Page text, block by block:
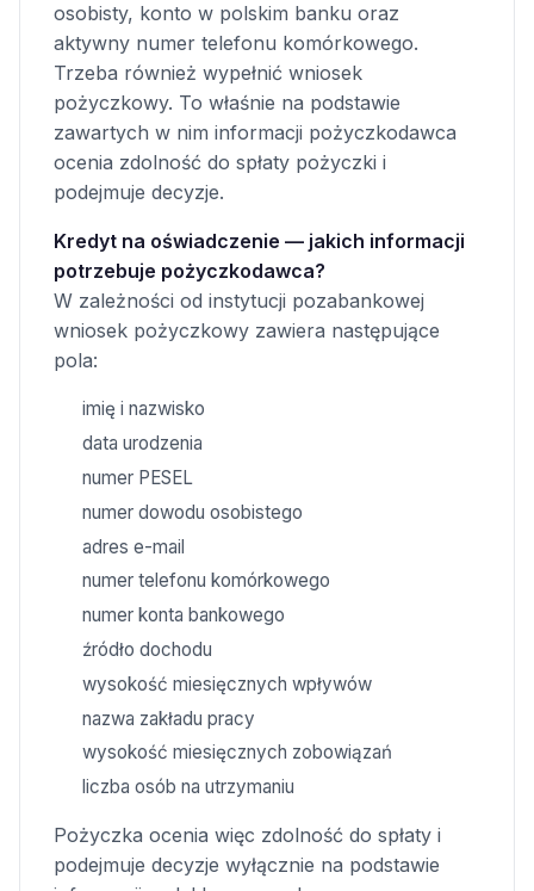
osobisty, konto w polskim banku oraz
aktywny numer telefonu komórkowego.
Trzeba również wypełnić wniosek
pożyczkowy. To właśnie na podstawie
zawartych w nim informacji pożyczkodawca
ocenia zdolność do spłaty pożyczki i
podejmuje decyzje.
Kredyt na oświadczenie — jakich informacji
potrzebuje pożyczkodawca?
W zależności od instytucji pozabankowej
wniosek pożyczkowy zawiera następujące
pola:
imię i nazwisko
data urodzenia
numer PESEL
numer dowodu osobistego
adres e-mail
numer telefonu komórkowego
numer konta bankowego
źródło dochodu
wysokość miesięcznych wpływów
nazwa zakładu pracy
wysokość miesięcznych zobowiązań
liczba osób na utrzymaniu
Pożyczka ocenia więc zdolność do spłaty i
podejmuje decyzje wyłącznie na podstawie